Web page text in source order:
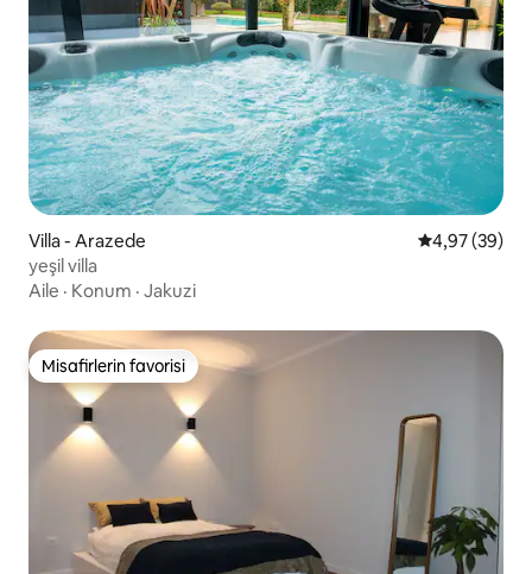
Villa - Arazede 5 üzerinden
4,97 (39)
yeşil villa
Aile · Konum · Jakuzi
Misafirlerin favorisi
Misafirlerin favorisi